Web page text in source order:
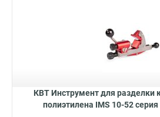
КВТ Инструмент для разделки
полиэтилена IMS 10-52